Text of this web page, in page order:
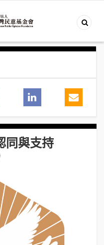
同與支持